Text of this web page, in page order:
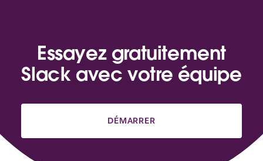
Essayez gratuitement
Slack avec votre équipe
DÉMARRER